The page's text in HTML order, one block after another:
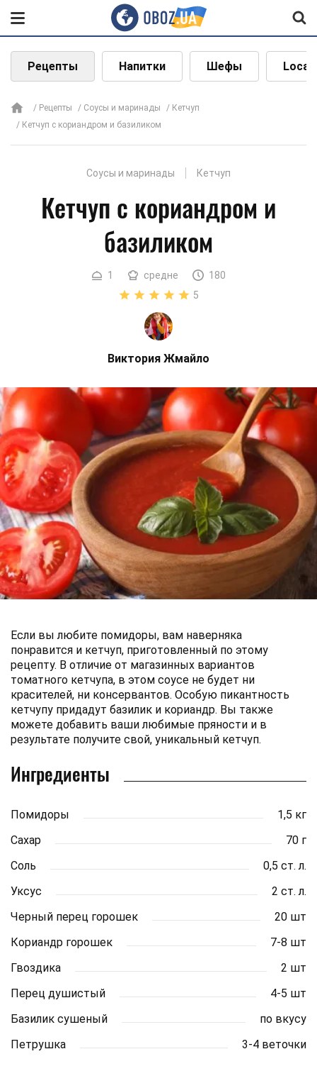
Рецепты Напитки Шефы Local
Рецепты Соусы и маринады
Кетчуп
Кетчуп с кориандром и базиликом
Соусы и маринады Кетчуп
Кетчуп с кориандром и
базиликом
1 средне
180
5
Виктория Жмайло
Если вы любите помидоры, вам наверняка
понравится и кетчуп, приготовленный по этому
рецепту. В отличие от магазинных вариантов
томатного кетчупа, в этом соусе не будет ни
красителей, ни консервантов. Особую пикантность
кетчупу придадут базилик и кориандр. Вы также
можете добавить ваши любимые пряности и в
результате получите свой, уникальный кетчуп.
Ингредиенты
Помидоры
1,5 кг
Сахар
70 г
Соль
0,5 ст. л.
Уксус
2 ст. л.
Черный перец горошек
20 шт
Кориандр горошек
7-8 шт
Гвоздика
2 шт
Перец душистый
4-5 шт
Базилик сушеный
по вкусу
Петрушка
3-4 веточки